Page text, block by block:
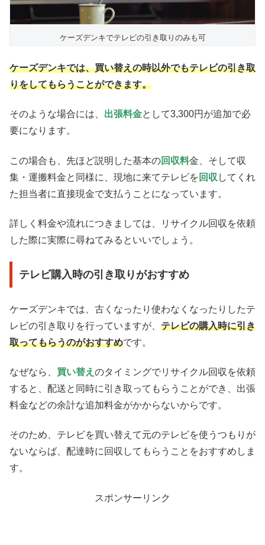
ケーズデンキでテレビの引き取りのみも可
ケーズデンキでは、買い替えの時以外でもテレビの引き取
りをしてもらうことができます。
そのような場合には、 出張料金として3,300円が追加で必
要になります。
この場合も、先ほど説明した基本の回収料金、そして収
集・運搬料金と同様に、現地に来てテレビを 回収 してくれ
た担当者に直接現金で支払うことになっています。
詳しく料金や流れにつきましては、リサイクル回収を依頼
した際に実際に尋ねてみるといいでしょう。
テレビ購入時の引き取りがおすすめ
ケーズデンキでは、古くなったり使わなくなったりしたテ
レビの引き取りを行っていますが、 テレビの購入時に引き
取ってもらうのがおすすめです。
なぜなら、 買い替え のタイミングでリサイクル回収を依頼
すると、配送と同時に引き取ってもらうことができ、出張
料金などの余計な追加料金がかからないからです。
そのため、テレビを買い替えて元のテレビを使うつもりが
ないならば、配達時に回収してもらうことをおすすめしま
す。
スポンサーリンク